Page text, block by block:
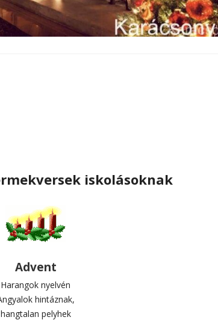
iskolásoknak
Advent
Harangok nyelvén
hintáznak,
hangtalan pelyhek